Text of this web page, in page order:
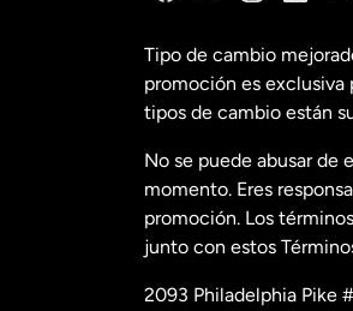
Tipo de cambio
promoción es exclusiva
tipos de cambio están
No se puede abusar de
momento. Eres
promoción. Los
junto con estos
2093 Philadelphia Pike